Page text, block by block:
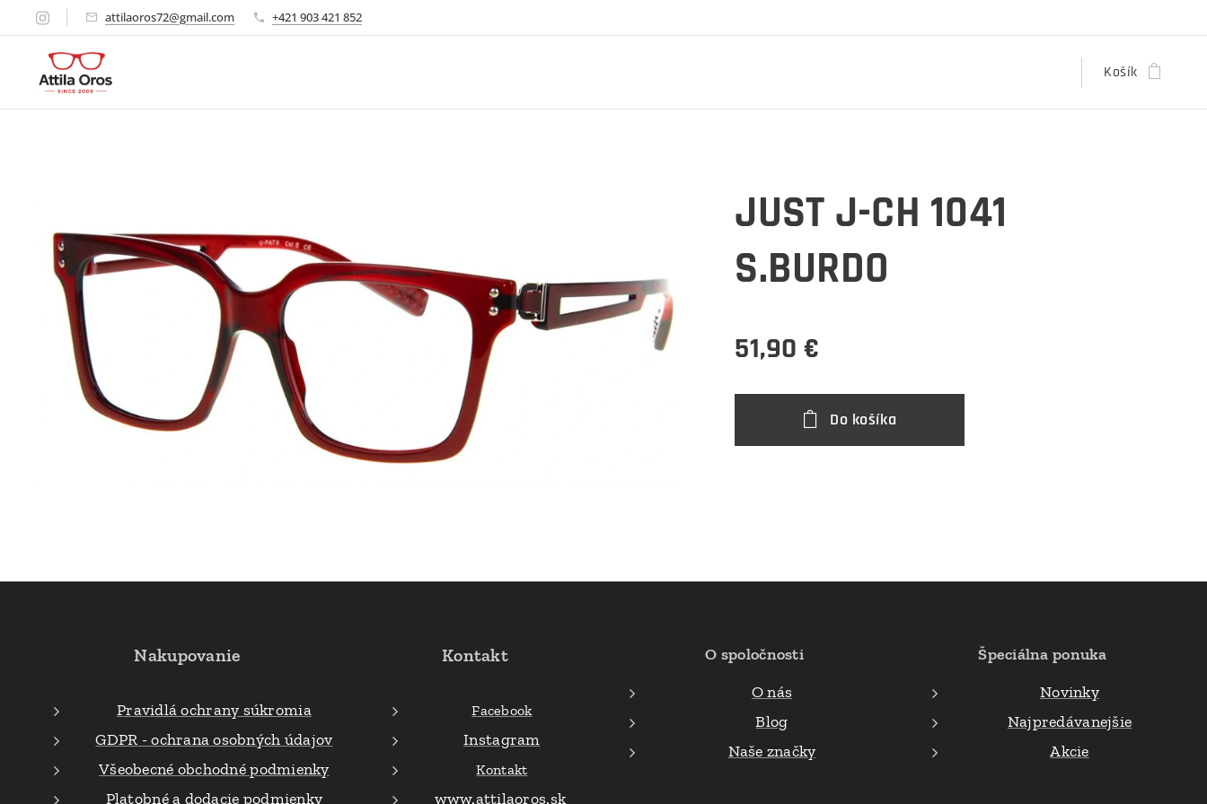
attilaoros72@gmail.com +421 903 421 852
Košík
JUST J-CH 1041
S.BURDO
51,90 €
Do košíka
Nakupovanie
Pravidlá ochrany súkromia
GDPR - ochrana osobných údajov
Všeobecné obchodné podmienky
Platobné a dodacie podmienky
Kontakt
Facebook
Instagram
Kontakt
www.attilaoros.sk
O spoločnosti
O nás
Blog
Naše značky
Špeciálna ponuka
Novinky
Najpredávanejšie
Akcie